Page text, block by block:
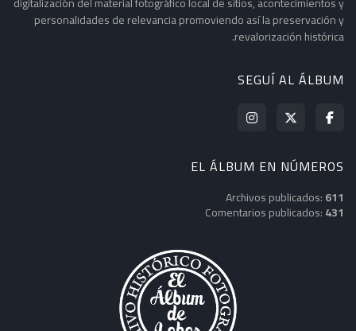
personalidades de relevancia promoviendo así la preservación y
revalorización histórica.
SEGUÍ AL ÁLBUM
EL ÁLBUM EN NÚMEROS
Archivos publicados:611
Comentarios publicados:431